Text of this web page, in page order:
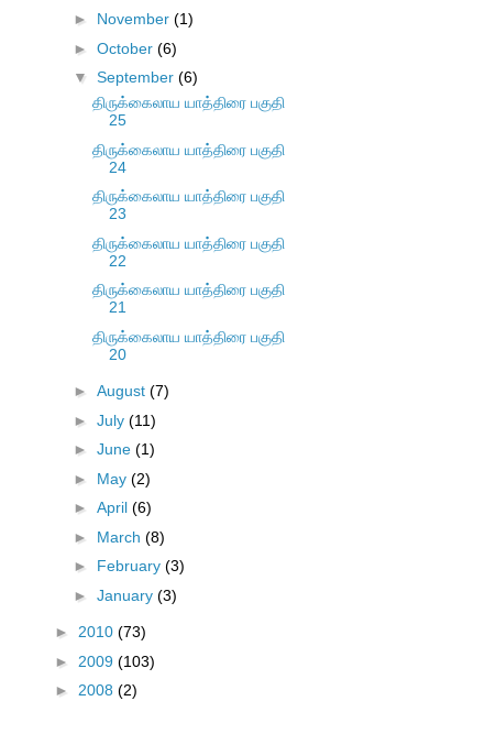
► November (1)
► October (6)
▼ September (6)
திருக்கைலாய யாத்திரை பகுதி
25
திருக்கைலாய யாத்திரை பகுதி
24
திருக்கைலாய யாத்திரை பகுதி
23
திருக்கைலாய யாத்திரை பகுதி
22
திருக்கைலாய யாத்திரை பகுதி
21
திருக்கைலாய யாத்திரை பகுதி
20
► August (7)
► July (11)
► June (1)
► May (2)
► April (6)
► March (8)
► February (3)
► January (3)
► 2010 (73)
► 2009 (103)
► 2008 (2)